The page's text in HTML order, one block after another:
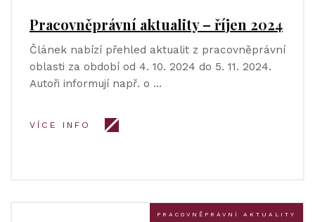
Pracovněprávní aktuality – říjen 2024
Článek nabízí přehled aktualit z pracovněprávní
oblasti za období od 4. 10. 2024 do 5. 11. 2024.
Autoři informují např. o …
VÍCE INFO
PRACOVNĚPRÁVNÍ AKTUALITY